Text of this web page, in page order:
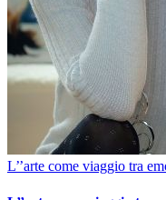
L’’arte come viaggio tra